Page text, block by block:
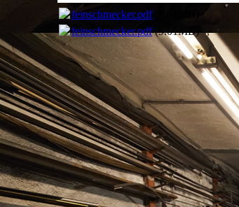
feinschmecker.pdf(9.01MB)
feinschmecker.pdf(9.01MB)